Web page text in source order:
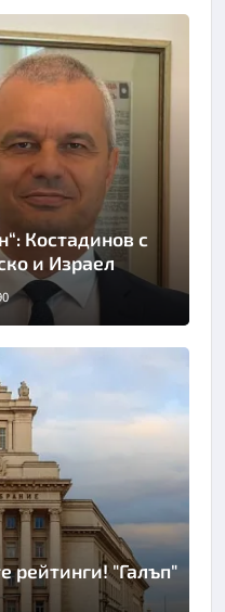
Костадинов с
и Израел
рейтинги! "Галъп"